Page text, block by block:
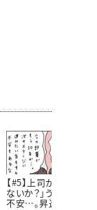
【#5】上司から「昇進し
ないか？」うれしいけど
不安…。昇進するか悩む